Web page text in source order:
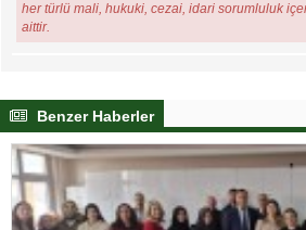
her türlü mali, hukuki, cezai, idari sorumluluk
aittir.
Benzer Haberler